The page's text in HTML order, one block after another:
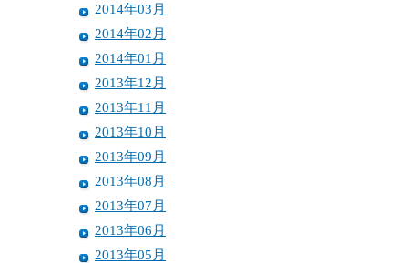
2014年03月
2014年02月
2014年01月
2013年12月
2013年11月
2013年10月
2013年09月
2013年08月
2013年07月
2013年06月
2013年05月